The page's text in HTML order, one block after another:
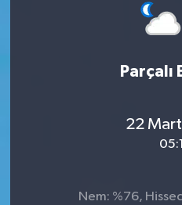
Parçalı
22
Nem: %76,